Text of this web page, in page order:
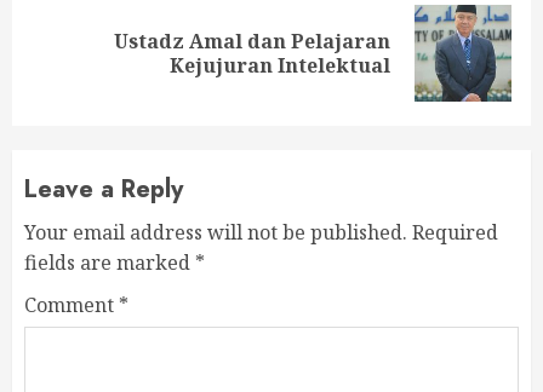
Ustadz Amal dan Pelajaran
Kejujuran Intelektual
Leave a Reply
Your email address will not be published. Required
fields are marked *
Comment *